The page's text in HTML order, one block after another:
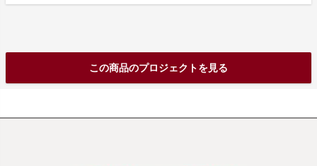
この商品のプロジェクトを見る